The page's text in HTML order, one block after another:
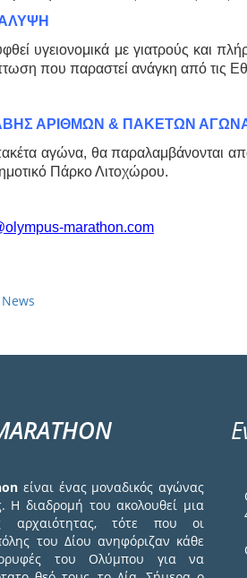
υγειονομικά με γιατρούς και
που παραστεί ανάγκη από τις
ΑΡΙΘΜΩΝ & ΠΑΚΕΤΩΝ
πακέτα αγώνα, θα
Πάρκο Λιτοχώρου.
marathon.com
είναι ένας μοναδικός αγώνας
Η διαδρομή του ακολουθεί μια
αρχαιότητας, τότε που οι
του Δίου ανηφόριζαν κάθε
του Ολύμπου για να